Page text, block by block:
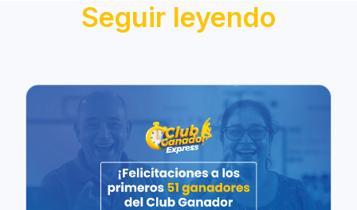
Seguir leyendo